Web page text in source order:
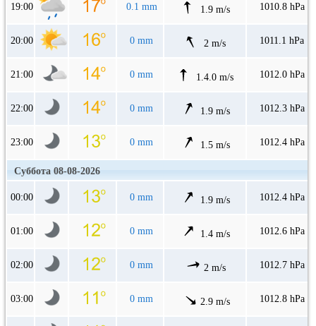
19:00 0.1 mm 1.9 m/s 1010.8 hPa
20:00 0 mm 2 m/s 1011.1 hPa
21:00 0 mm 1.4.0 m/s 1012.0 hPa
22:00 0 mm 1.9 m/s 1012.3 hPa
23:00 0 mm 1.5 m/s 1012.4 hPa
Суббота 08-08-2026
00:00 0 mm 1.9 m/s 1012.4 hPa
01:00 0 mm 1.4 m/s 1012.6 hPa
02:00 0 mm 2 m/s 1012.7 hPa
03:00 0 mm 2.9 m/s 1012.8 hPa